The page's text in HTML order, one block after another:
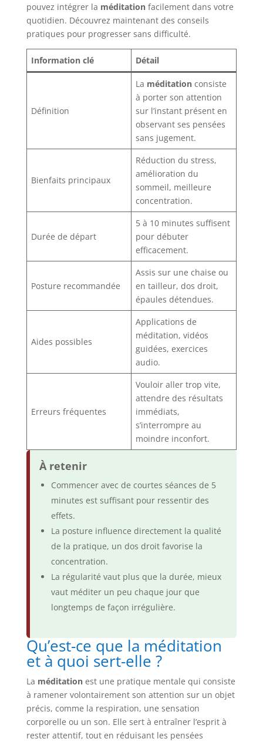
pouvez intégrer la méditationfacilement dans votre
quotidien. Découvrez maintenant des conseils
pratiques pour progresser sans difficulté.
Information clé Détail
Définition
La méditationconsiste
à porter son attention
sur l’instant présent en
observant ses pensées
sans jugement.
Bienfaits principaux
Réduction du stress,
amélioration du
sommeil, meilleure
concentration.
Durée de départ
5 à 10 minutes suffisent
pour débuter
efficacement.
Posture recommandée
Assis sur une chaise ou
en tailleur, dos droit,
épaules détendues.
Aides possibles
Applications de
méditation, vidéos
guidées, exercices
audio.
Erreurs fréquentes
Vouloir aller trop vite,
attendre des résultats
immédiats,
s’interrompre au
moindre inconfort.
À retenir
Commencer avec de courtes séances de 5
minutes est suffisant pour ressentir des
effets.
La posture influence directement la qualité
de la pratique, un dos droit favorise la
concentration.
La régularité vaut plus que la durée, mieux
vaut méditer un peu chaque jour que
longtemps de façon irrégulière.
Qu’est-ce que la méditation
et à quoi sert-elle ?
La méditationest une pratique mentale qui consiste
à ramener volontairement son attention sur un objet
précis, comme la respiration, une sensation
corporelle ou un son. Elle sert à entraîner l’esprit à
rester attentif, tout en réduisant les pensées